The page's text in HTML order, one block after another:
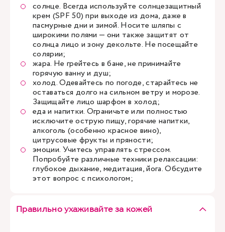
солнце. Всегда используйте солнцезащитный
крем (SPF 50) при выходе из дома, даже в
пасмурные дни и зимой. Носите шляпы с
широкими полями — они также защитят от
солнца лицо и зону декольте. Не посещайте
солярии;
жара. Не грейтесь в бане, не принимайте
горячую ванну и душ;
холод. Одевайтесь по погоде, старайтесь не
оставаться долго на сильном ветру и морозе.
Защищайте лицо шарфом в холод;
еда и напитки. Ограничьте или полностью
исключите острую пищу, горячие напитки,
алкоголь (особенно красное вино),
цитрусовые фрукты и пряности;
эмоции. Учитесь управлять стрессом.
Попробуйте различные техники релаксации:
глубокое дыхание, медитация, йога. Обсудите
этот вопрос спсихологом;
Правильно ухаживайте за кожей